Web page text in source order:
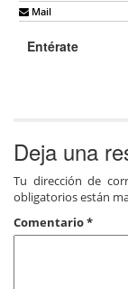
Mail
Entérate
Deja una
Tu dirección de
obligatorios están
Comentario*